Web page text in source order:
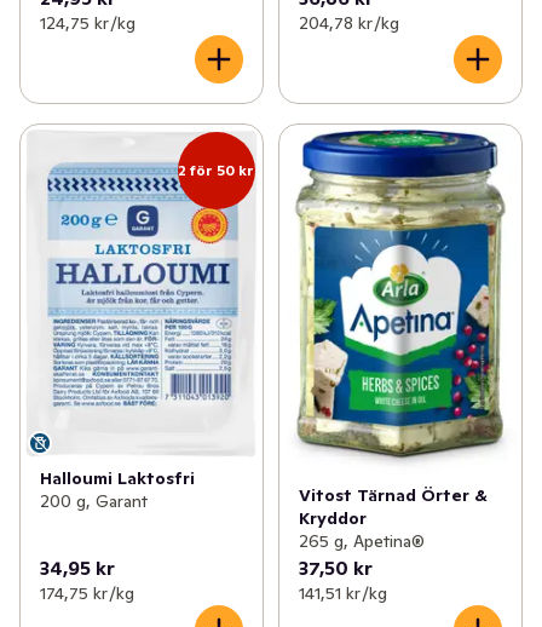
124,75 kr /kg 204,78 kr /kg
2 för 50 kr
Halloumi Laktosfri
200 g, Garant
34,95 kr
174,75 kr /kg
Vitost Tärnad Örter &
Kryddor
265 g, Apetina®
37,50 kr
141,51 kr /kg